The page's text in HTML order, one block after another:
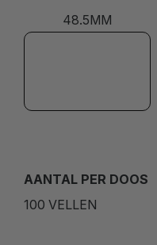
48.5MM
AANTAL PER DOOS
100 VELLEN